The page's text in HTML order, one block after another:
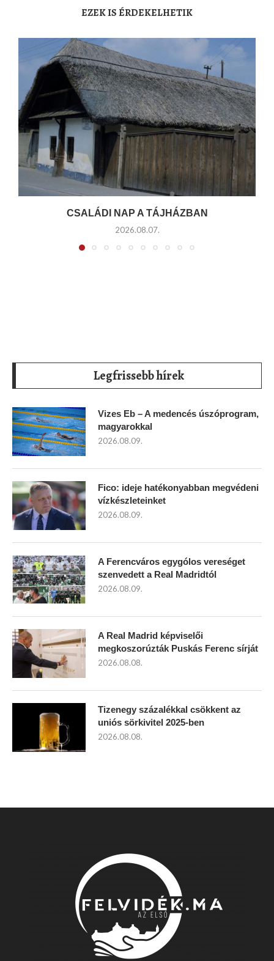
EZEK IS ÉRDEKELHETIK
CSALÁDI NAP A TÁJHÁZBAN
2026.08.07.
Legfrissebb hírek
Vizes Eb – A medencés úszóprogram,
magyarokkal
2026.08.09.
Fico: ideje hatékonyabban megvédeni
vízkészleteinket
2026.08.09.
A Ferencváros egygólos vereséget
szenvedett a Real Madridtól
2026.08.09.
A Real Madrid képviselői
megkoszorúzták Puskás Ferenc sírját
2026.08.08.
Tizenegy százalékkal csökkent az
uniós sörkivitel 2025-ben
2026.08.08.